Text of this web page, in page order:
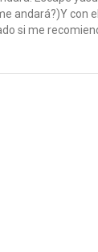
andará?)Y con
si me